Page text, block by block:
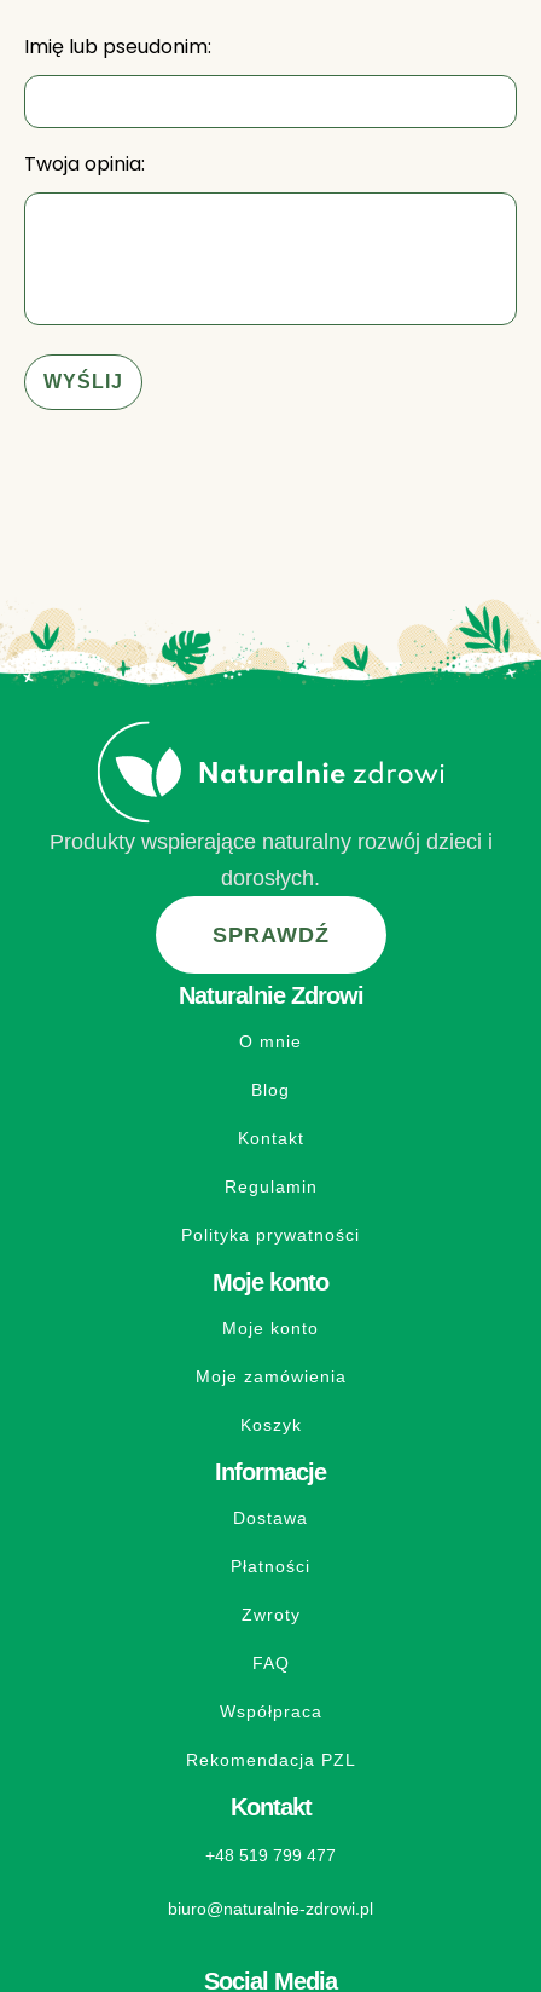
Imię lub pseudonim:
Twoja opinia:
WYŚLIJ
Produkty wspierające naturalny rozwój dzieci i
dorosłych.
SPRAWDŹ
Naturalnie Zdrowi
O mnie
Blog
Kontakt
Regulamin
Polityka prywatności
Moje konto
Moje konto
Moje zamówienia
Koszyk
Informacje
Dostawa
Płatności
Zwroty
FAQ
Współpraca
Rekomendacja PZL
Kontakt
+48 519 799 477
biuro@naturalnie-zdrowi.pl
Social Media